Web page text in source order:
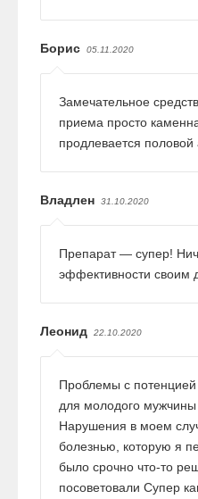
Борис 05.11.2020
Замечательное
приема просто
продлевается половой
Владлен 31.10.2020
Препарат — супер!
эффективности своим
Леонид 22.10.2020
Проблемы с
для молодого мужчины
Нарушения в моем
болезнью, которую я
было срочно что-то
посоветовали Супер